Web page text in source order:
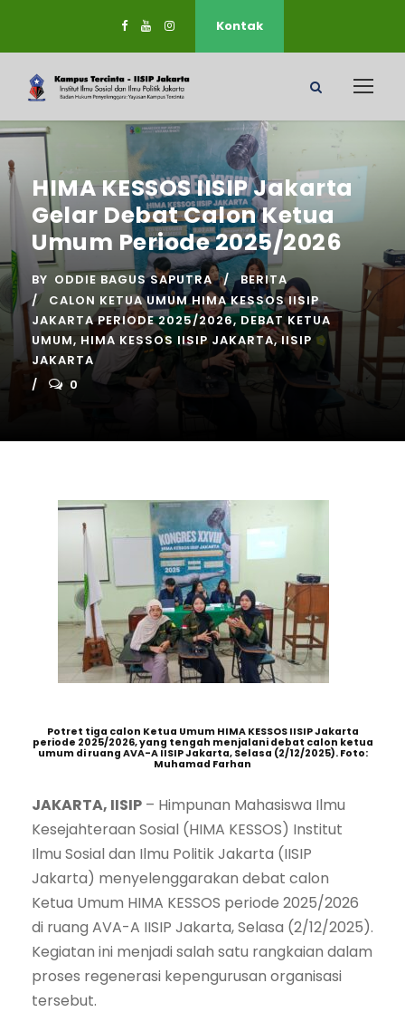
Kontak
HIMA KESSOS IISIP Jakarta
Gelar Debat Calon Ketua
Umum Periode 2025/2026
BY ODDIE BAGUS SAPUTRA
BERITA
CALON KETUA UMUM HIMA KESSOS IISIP
JAKARTA PERIODE 2025/2026, DEBAT KETUA
UMUM, HIMA KESSOS IISIP JAKARTA, IISIP
JAKARTA
0
Potret tiga calon Ketua Umum HIMA KESSOS IISIP Jakarta
periode 2025/2026, yang tengah menjalani debat calon ketua
umum di ruang AVA-A IISIP Jakarta, Selasa (2/12/2025). Foto:
Muhamad Farhan
JAKARTA, IISIP – Himpunan Mahasiswa Ilmu
Kesejahteraan Sosial (HIMA KESSOS) Institut
Ilmu Sosial dan Ilmu Politik Jakarta (IISIP
Jakarta) menyelenggarakan debat calon
Ketua Umum HIMA KESSOS periode 2025/2026
di ruang AVA-A IISIP Jakarta, Selasa (2/12/2025).
Kegiatan ini menjadi salah satu rangkaian dalam
proses regenerasi kepengurusan organisasi
tersebut.